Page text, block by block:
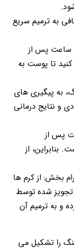
به ترمیم سریع
عدم استفاده از آرایش: حداقل ۲۴ تا ۴۸ ساعت پس از
تا پوست به
به پیگیری های
و نتایج درمانی
پس از
از
بخش: از کرم ها
شده توسط
و به ترمیم آن
را تشکیل می